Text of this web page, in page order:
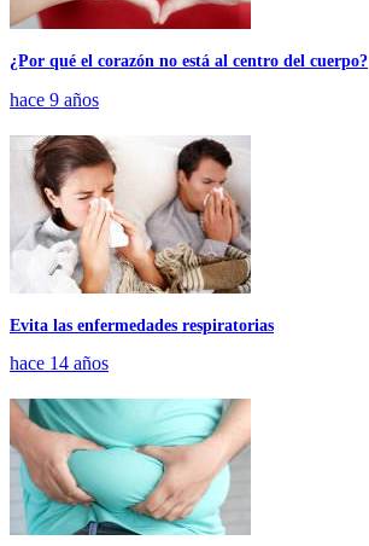
¿Por qué el corazón no está al centro del cuerpo?
hace 9 años
Evita las enfermedades respiratorias
hace 14 años